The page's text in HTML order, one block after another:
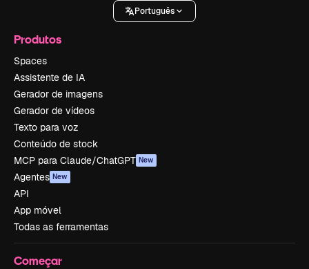
Português
Produtos
Spaces
Assistente de IA
Gerador de imagens
Gerador de vídeos
Texto para voz
Conteúdo de stock
MCP para Claude/ChatGPT New
Agentes New
API
App móvel
Todas as ferramentas
Começar